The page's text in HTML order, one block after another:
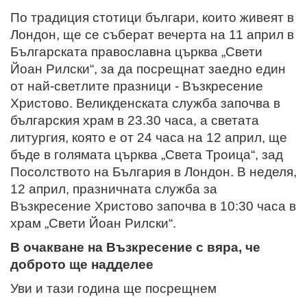
По традиция стотици българи, които живеят в
Лондон, ще се съберат вечерта на 11 април в
Българската православна църква „Свети
Йоан Рилски“, за да посрещнат заедно един
от най-светлите празници - Възкресение
Христово. Великденската служба започва в
българския храм в 23.30 часа, а светата
литургия, която е от 24 часа на 12 април, ще
бъде в голямата църква „Света Троица“, зад
Посолството на България в Лондон. В неделя,
12 април, празничната служба за
Възкресение Христово започва в 10:30 часа в
храм „Свети Йоан Рилски“.
В очакване на Възкресение с вяра, че
доброто ще надделее
Уви и тази година ще посрещнем